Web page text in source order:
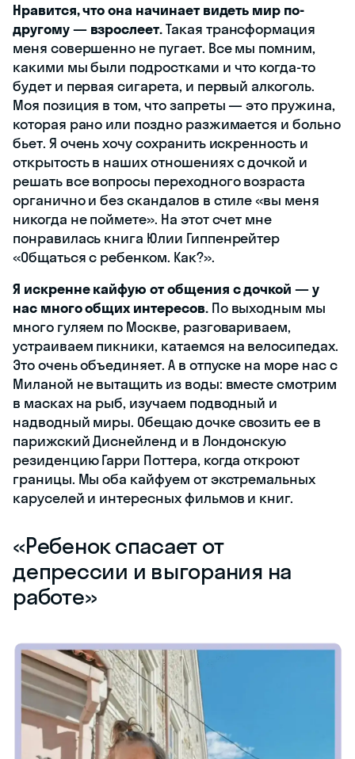
Нравится, что она начинает видеть мир по-
другому — взрослеет.Такая трансформация
меня совершенно не пугает. Все мы помним,
какими мы были подростками и что когда-то
будет и первая сигарета, и первый алкоголь.
Моя позиция в том, что запреты — это пружина,
которая рано или поздно разжимается и больно
бьет. Я очень хочу сохранить искренность и
открытость в наших отношениях с дочкой и
решать все вопросы переходного возраста
органично и без скандалов в стиле «вы меня
никогда не поймете». На этот счет мне
понравилась книга Юлии Гиппенрейтер
«Общаться с ребенком. Как?».
Я искренне кайфую от общения с дочкой — у
нас много общих интересов.По выходным мы
много гуляем по Москве, разговариваем,
устраиваем пикники, катаемся на велосипедах.
Это очень объединяет. А в отпуске на море нас с
Миланой не вытащить из воды: вместе смотрим
в масках на рыб, изучаем подводный и
надводный миры. Обещаю дочке свозить ее в
парижский Диснейленд и в Лондонскую
резиденцию Гарри Поттера, когда откроют
границы. Мы оба кайфуем от экстремальных
каруселей и интересных фильмов и книг.
«Ребенок спасает от
депрессии и выгорания на
работе»